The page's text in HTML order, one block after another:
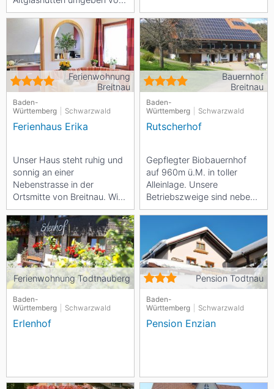
einem herrlichen Wander-,
Mountainbike- und
Skigebiet. Sowie...
Ferienwohnung
Breitnau
Baden-
Württemberg
Schwarzwald
Ferienhaus Erika
Unser Haus steht ruhig und
sonnig an einer
Nebenstrasse in der
Ortsmitte von Breitnau. Wir
vermieten 4 gemütlich und
komfortabel...
Bauernhof
Breitnau
Baden-
Württemberg
Schwarzwald
Rutscherhof
Gepflegter Biobauernhof
auf 960m ü.M. in toller
Alleinlage. Unsere
Betriebszweige sind neben
der Ferienwohnung
Ferienwohnung Todtnauberg
Baden-
Württemberg
Schwarzwald
Erlenhof
Pension Todtnau
Baden-
Württemberg
Schwarzwald
Pension Enzian